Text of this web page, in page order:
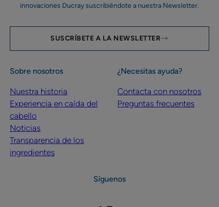
innovaciones Ducray suscribiéndote a nuestra Newsletter.
SUSCRÍBETE A LA NEWSLETTER
Sobre nosotros
Nuestra historia
Experiencia en caída del
cabello
Noticias
Transparencia de los
ingredientes
¿Necesitas ayuda?
Contacta con nosotros
Preguntas frecuentes
Síguenos